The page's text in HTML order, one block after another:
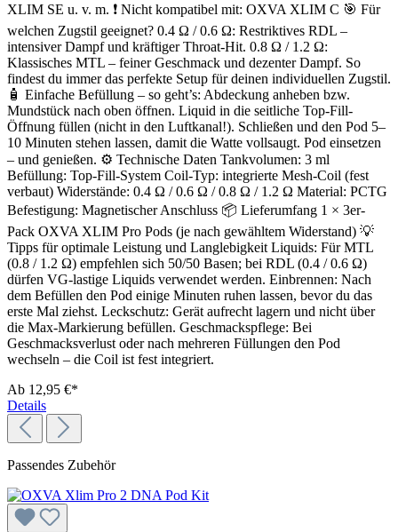
XLIM SE u. v. m. ❗ Nicht kompatibel mit: OXVA XLIM C 🎯 Für
welchen Zugstil geeignet? 0.4 Ω / 0.6 Ω: Restriktives RDL –
intensiver Dampf und kräftiger Throat-Hit. 0.8 Ω / 1.2 Ω:
Klassisches MTL – feiner Geschmack und dezenter Dampf. So
findest du immer das perfekte Setup für deinen individuellen Zugstil.
🧴 Einfache Befüllung – so geht’s: Abdeckung anheben bzw.
Mundstück nach oben öffnen. Liquid in die seitliche Top-Fill-
Öffnung füllen (nicht in den Luftkanal!). Schließen und den Pod 5–
10 Minuten stehen lassen, damit die Watte vollsaugt. Pod einsetzen
– und genießen. ⚙️ Technische Daten Tankvolumen: 3 ml
Befüllung: Top-Fill-System Coil-Typ: integrierte Mesh-Coil (fest
verbaut) Widerstände: 0.4 Ω / 0.6 Ω / 0.8 Ω / 1.2 Ω Material: PCTG
Befestigung: Magnetischer Anschluss 📦 Lieferumfang 1 × 3er-
Pack OXVA XLIM Pro Pods (je nach gewähltem Widerstand) 💡
Tipps für optimale Leistung und Langlebigkeit Liquids: Für MTL
(0.8 / 1.2 Ω) empfehlen sich 50/50 Basen; bei RDL (0.4 / 0.6 Ω)
dürfen VG-lastige Liquids verwendet werden. Einbrennen: Nach
dem Befüllen den Pod einige Minuten ruhen lassen, bevor du das
erste Mal ziehst. Leckschutz: Gerät aufrecht lagern und nicht über
die Max-Markierung befüllen. Geschmackspflege: Bei
Geschmacksverlust oder nach mehreren Füllungen den Pod
wechseln – die Coil ist fest integriert.
Ab 12,95 €*
Details
Passendes Zubehör